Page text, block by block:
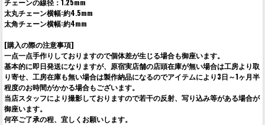
チェーンの線径：1.25mm
太丸チェーン横幅:約4.5mm
太角チェーン横幅:約4mm
[購入の際の注意事項]
一点一点手作りしておりますので個体差が生じる場合も御座います。
基本的に即日発送になりますが、原宿実店舗の店頭在庫が無い場合は工房より取
り寄せ、工房在庫も無い場合は製作納品になるのでアイテムにより3日～1ヶ月半
程度のお時間がかかる場合もございます。
当店スタッフにより撮影しておりますので若干の反射、写り込み等がある場合が
御座います。
何卒ご了承の程、宜しくお願いします。